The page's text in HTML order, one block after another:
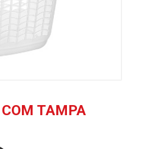
COM TAMPA